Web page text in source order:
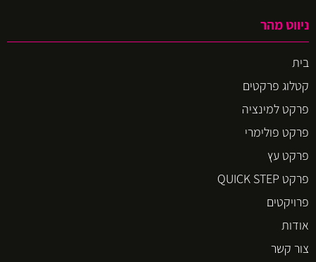
ניווט מהר
בית
קטלוג פרקטים
פרקט למינציה
פרקט פולימרי
פרקט עץ
פרקט QUICK STEP
פרויקטים
אודות
צור קשר